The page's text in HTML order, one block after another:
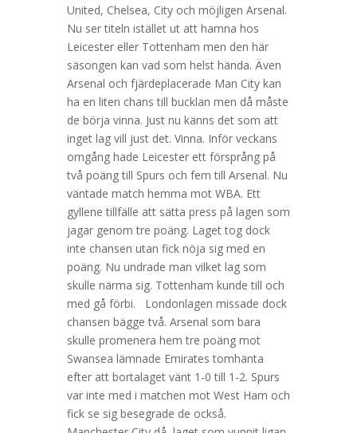
United, Chelsea, City och möjligen Arsenal.
Nu ser titeln istället ut att hamna hos
Leicester eller Tottenham men den här
säsongen kan vad som helst hända. Även
Arsenal och fjärdeplacerade Man City kan
ha en liten chans till bucklan men då måste
de börja vinna. Just nu känns det som att
inget lag vill just det. Vinna. Inför veckans
omgång hade Leicester ett försprång på
två poäng till Spurs och fem till Arsenal. Nu
väntade match hemma mot WBA. Ett
gyllene tillfälle att sätta press på lagen som
jagar genom tre poäng. Laget tog dock
inte chansen utan fick nöja sig med en
poäng. Nu undrade man vilket lag som
skulle närma sig. Tottenham kunde till och
med gå förbi. Londonlagen missade dock
chansen bägge två. Arsenal som bara
skulle promenera hem tre poäng mot
Swansea lämnade Emirates tomhänta
efter att bortalaget vänt 1-0 till 1-2. Spurs
var inte med i matchen mot West Ham och
fick se sig besegrade de också.